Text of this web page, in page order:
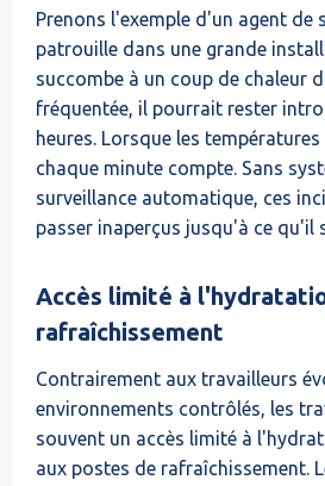
Prenons l'exemple d'un agent de
patrouille dans une grande
succombe à un coup de chaleur
fréquentée, il pourrait rester
heures. Lorsque les températures
chaque minute compte. Sans
surveillance automatique, ces
passer inaperçus jusqu'à ce
Accès limité à
rafraîchissement
Contrairement aux travailleurs
environnements contrôlés, les
souvent un accès limité à
aux postes de rafraîchissement.